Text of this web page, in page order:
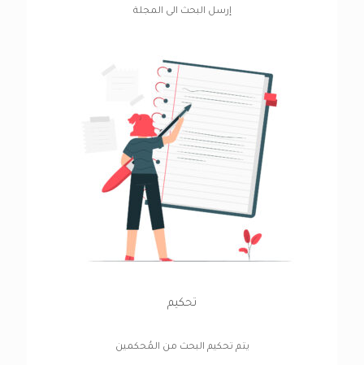
إرسل البحث الى المجلة
تحكيم
يتم تحكيم البحث من المُحكمين